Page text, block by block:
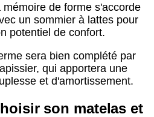
mémoire de forme s'accorde
un sommier à lattes pour
potentiel de confort.
sera bien complété par
qui apportera une
et d'amortissement.
son matelas et